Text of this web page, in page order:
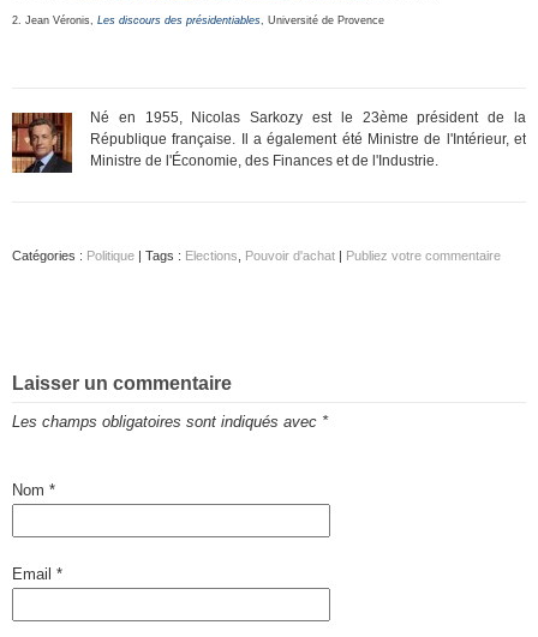
2. Jean Véronis, Les discours des présidentiables , Université de Provence
Né en 1955, Nicolas Sarkozy est le 23ème président de la
République française. Il a également été Ministre de l'Intérieur, et
Ministre de l'Économie, des Finances et de l'Industrie.
Catégories : Politique | Tags : Elections Pouvoir d'achat | Publiez votre commentaire
Laisser un commentaire
Les champs obligatoires sont indiqués avec *
Nom *
Email *